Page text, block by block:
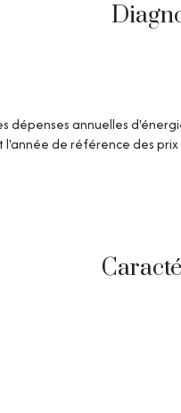
dépenses annuelles
l'année de référence des